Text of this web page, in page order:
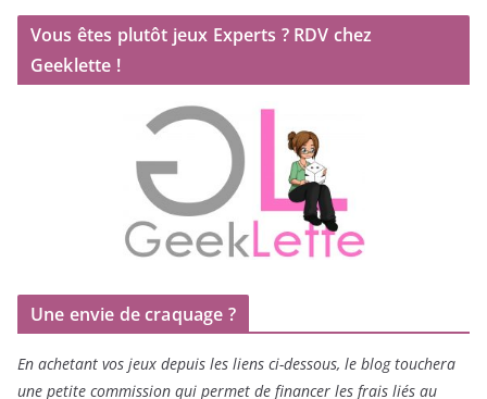
Vous êtes plutôt jeux Experts ? RDV chez
Geeklette !
Une envie de craquage ?
En achetant vos jeux depuis les liens ci-dessous, le blog touchera
une petite commission qui permet de financer les frais liés au